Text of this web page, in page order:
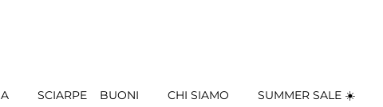
SCIARPE BUONI CHI SIAMO SUMMER SALE ☀️